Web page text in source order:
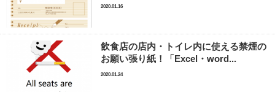
2020.01.16
飲食店の店内・トイレ内に使える禁煙の
お願い張り紙！「Excel・word...
2020.01.24